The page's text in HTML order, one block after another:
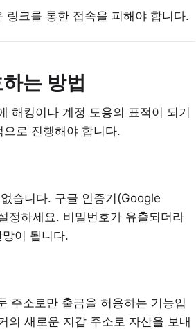
링크를 통한 접속을 피해야 합니다.
는 방법
해킹이나 계정 도용의 표적이 되기
로 진행해야 합니다.
습니다. 구글 인증기(Google
정하세요. 비밀번호가 유출되더라
이 됩니다.
주소로만 출금을 허용하는 기능입
의 새로운 지갑 주소로 자산을 보내